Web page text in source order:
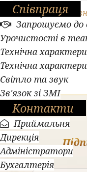
Співпраця
Запрошуємо до
Урочистості в
Технічна
Технічна
Світло та звук
Зв'язок зі ЗМІ
Контакти
Приймальня
Дирекція
Адміністратори
Бухгалтерія
Ви тут:
Легендарні